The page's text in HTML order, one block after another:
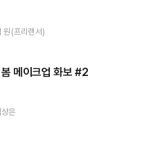
(프리랜서)
메이크업 화보 #2
은